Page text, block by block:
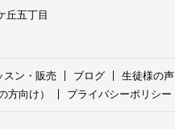
丘五丁目
スン・販売 ブログ 生徒様の声
向け）
プライバシーポリシー